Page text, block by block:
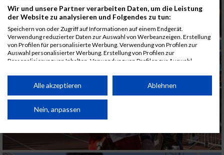
Wir und unsere Partner verarbeiten Daten, um die Leistung
der Website zu analysieren und Folgendes zu tun:
Speichern von oder Zugriff auf Informationen auf einem Endgerät.
Verwendung reduzierter Daten zur Auswahl von Werbeanzeigen. Erstellung
von Profilen für personalisierte Werbung. Verwendung von Profilen zur
Auswahl personalisierter Werbung. Erstellung von Profilen zur
Personalisierung von Inhalten. Verwendung von Profilen zur Auswahl
Performance von Inhalten. Analyse von Zielgruppen durch Statistiken oder
Kombinationen von Daten aus verschiedenen Quellen. Entwicklung und
von Inhalten.
Daten können außerhalb der Europäischen Union weitergegeben und in die
Website/App.
Partnerliste anzeigen (1 IAB-Anbieter)
Alle akzeptieren Ablehnen
Nein, anpassen